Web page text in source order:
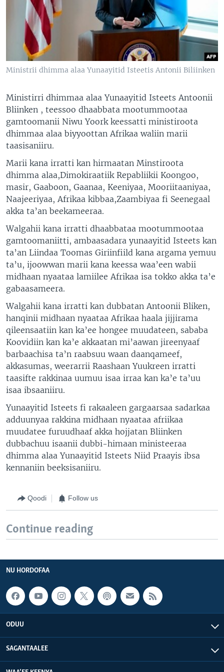
Ministrii dhimma alaa Yunaayitid Isteetis Antonii Biliinken
Ministirri dhimmaa alaa Yunaayitid Isteets Antoonii
Bliinken , teessoo dhaabbata mootummootaa
gamtoomanii Niwu Yoork keessatti ministiroota
dhimmaa alaa biyyoottan Afrikaa waliin marii
taasisaniiru.
Marii kana irratti kan hirmaatan Minstiroota
dhimma alaa,Dimokiraatiik Repabliikii Koongoo,
masir, Gaaboon, Gaanaa, Keeniyaa, Mooriitaaniyaa,
Naajeeriyaa, Afrikaa kibbaa,Zaambiyaa fi Seenegaal
akka ta’an beekameeraa.
Walgahii kana irratti dhaabbataa mootummootaa
gamtoomaniitti, ambaasadara yunaayitid Isteets kan
ta’an Liindaa Toomas Giriinfiild kana argama yemuu
ta’u, ijoowwan marii kana keessa waa’een wabii
midhaan nyaataa lamiilee Afrikaa isa tokko akka ta’e
gabaasameera.
Walgahii kana irratti kan dubbatan Antoonii Bliken,
hanqinii midhaan nyaataa Afrikaa haala jijjirama
qileensaatiin kan ka’ee hongee muudateen, sababa
Koovidiin kan ka’e akkaatan mi’aawan jireenyaaf
barbaachisa ta’n raabsuu waan daanqameef,
akkasumas, weerarrii Raashaan Yuukreen irratti
taasifte rakkinaa uumuu isaa irraa kan ka’e ta’uu
isaa ibsaaniiru.
Yunaayitid Isteets fi rakaaleen gargaarsaa sadarkaa
adduunyaa rakkina midhaan nyaataa afriikaa
muudatee furuudhaaf akka hojjatan Bliinken
dubbachuu isaanii dubbi-himaan ministeeraa
dhimma alaa Yunaayitid Isteets Niid Praayis ibsa
kennaniin beeksisaniiru.
Qoodi Follow us
Continue reading
NU HORDOFAA
ODUU
SAGANTAALEE